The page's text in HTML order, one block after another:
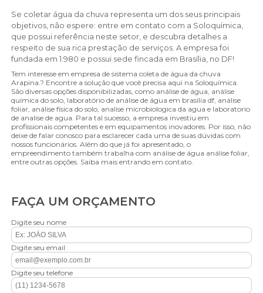
Se coletar água da chuva representa um dos seus principais
objetivos, não espere: entre em contato com a Soloquímica,
que possui referência neste setor, e descubra detalhes a
respeito de sua rica prestação de serviços. A empresa foi
fundada em 1.980 e possui sede fincada em Brasília, no DF!
Tem interesse em empresa de sistema coleta de água da chuva
Arapina.? Encontre a solução que você precisa aqui na Soloquímica.
São diversas opções disponibilizadas, como análise de água, análise
química do solo, laboratório de análise de água em brasília df, análise
foliar, análise física do solo, analise microbiologica da agua e laboratorio
de analise de agua. Para tal sucesso, a empresa investiu em
profissionais competentes e em equipamentos inovadores. Por isso, não
deixe de falar conosco para esclarecer cada uma de suas dúvidas com
nossos funcionários. Além do que já foi apresentado, o
empreendimento também trabalha com análise de água análise foliar,
entre outras opções. Saiba mais entrando em contato.
FAÇA UM ORÇAMENTO
Digite seu nome
Digite seu email
Digite seu telefone